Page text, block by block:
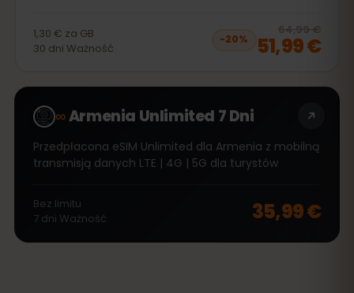
1,30 € za GB
30 dni Ważność
−20%
64,99 €
51,99 €
∞Armenia Unlimited 7 Dni
Przedpłacona eSIM Unlimited dla Armenia z mobilną
transmisją danych LTE | 4G | 5G dla turystów
Bez limitu
7 dni Ważność 35,99 €